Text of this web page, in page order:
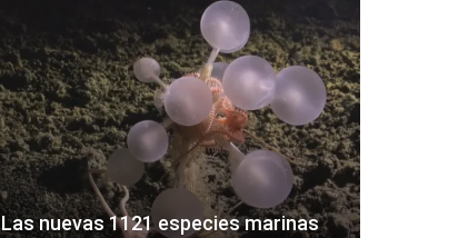
Las nuevas 1121 especies marinas